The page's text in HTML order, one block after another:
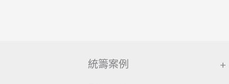
統籌案例 +